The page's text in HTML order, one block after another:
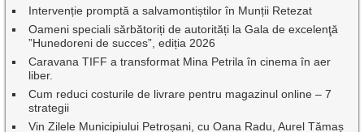
Intervenție promptă a salvamontiștilor în Munții Retezat
Oameni speciali sărbătoriți de autorități la Gala de excelenţă
”Hunedoreni de succes”, ediția 2026
Caravana TIFF a transformat Mina Petrila în cinema în aer
liber.
Cum reduci costurile de livrare pentru magazinul online – 7
strategii
Vin Zilele Municipiului Petroșani, cu Oana Radu, Aurel Tămaș